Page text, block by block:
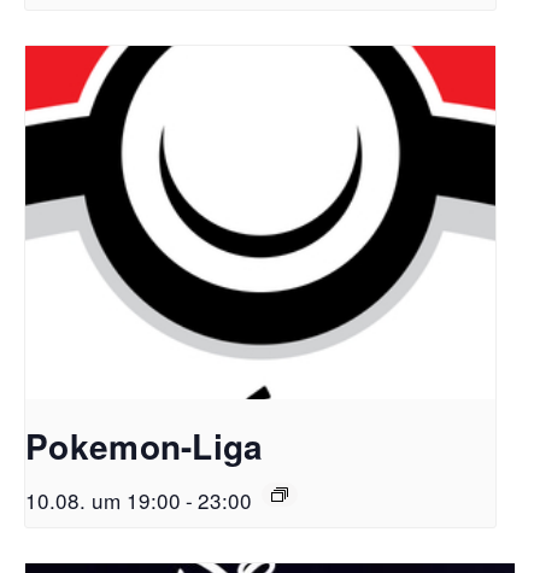
Pokemon-Liga
10.08. um 19:00 - 23:00